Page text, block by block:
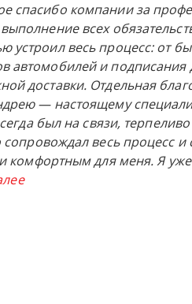
спасибо компании за
всех
устроил весь процесс: от
автомобилей и подписания
доставки. Отдельная
— настоящему
был на связи,
весь процесс и
комфортным для меня. Я